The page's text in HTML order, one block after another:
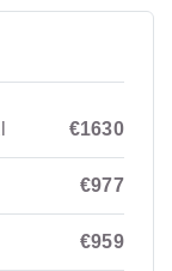
€1630
€977
€959